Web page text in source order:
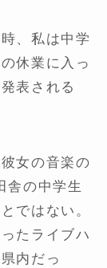
、私は中学
休業に入っ
表される
女の音楽の
舎の中学生
ではない。
たライブハ
内だっ